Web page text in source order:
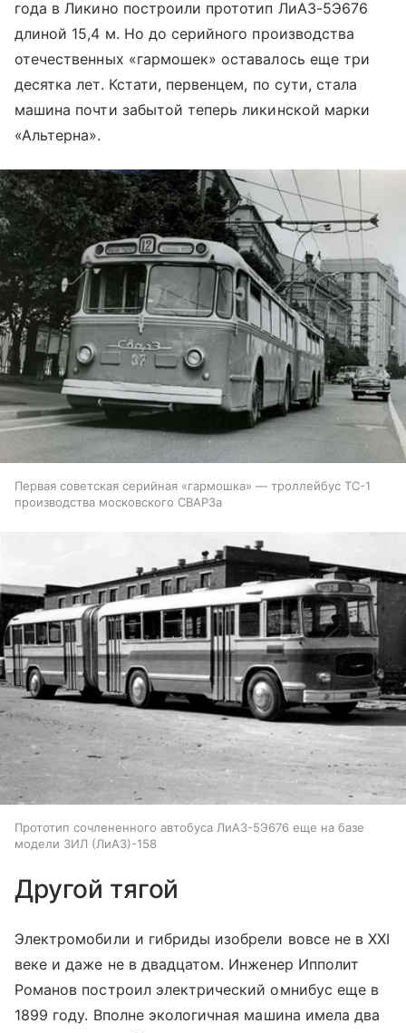
года в Ликино построили прототип ЛиАЗ-5Э676
длиной 15,4 м. Но до серийного производства
отечественных «гармошек» оставалось еще три
десятка лет. Кстати, первенцем, по сути, стала
машина почти забытой теперь ликинской марки
«Альтерна».
Первая советская серийная «гармошка» — троллейбус ТС-1
производства московского СВАРЗа
Прототип сочлененного автобуса ЛиАЗ-5Э676 еще на базе
модели ЗИЛ (ЛиАЗ)-158
Другой тягой
Электромобили и гибриды изобрели вовсе не в ХХI
веке и даже не в двадцатом. Инженер Ипполит
Романов построил электрический омнибус еще в
1899 году. Вполне экологичная машина имела два